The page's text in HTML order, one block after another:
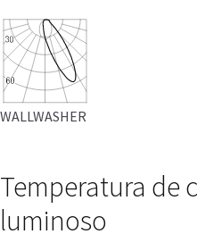
WALLWASHER
Temperatura de
luminoso